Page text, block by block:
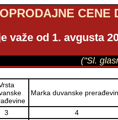
CENE
važe od 1. avgusta
("Sl.
Marka duvanske
3
4